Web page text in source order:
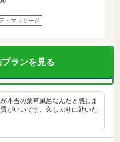
・マッサージ
ランを見る
本当の薬草風呂なんだと感じま
がいいです。久しぶりに効いた